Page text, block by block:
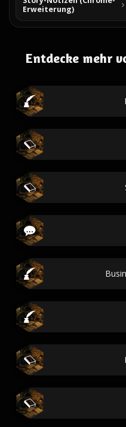
Erweiterung)
Entdecke mehr